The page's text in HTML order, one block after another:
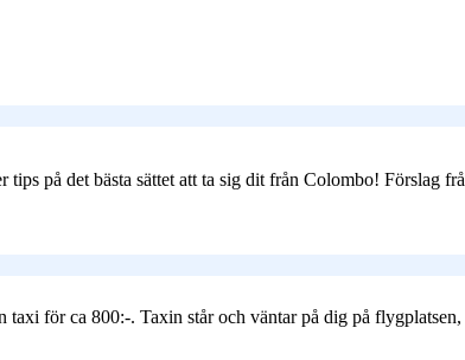
på det bästa sättet att ta sig dit från Colombo! Förslag
taxi för ca 800:-. Taxin står och väntar på dig på